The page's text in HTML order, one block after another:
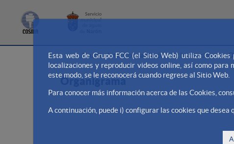
Esta web de Grupo FCC (el Sitio Web) utiliza
localizaciones y reproducir videos online, así como para
este modo, se le reconocerá cuando regrese al Sitio Web.
Para conocer más información acerca de las Cookies,
A continuación, puede i) configurar las cookies que desea
Aqualia Ayto. Cosma Narón > Institución >
Organigrama